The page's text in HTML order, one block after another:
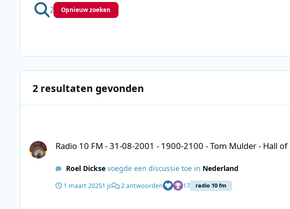
Opnieuw zoeken
2 resultaten gevonden
Radio 10 FM - 31-08-2001 - 1900-2100 - Tom Mulder - Hall of
Roel Dicksevoegde een discussie toe in Nederland
1 maart 20251 jr. 2 antwoorden 17 radio 10 fm